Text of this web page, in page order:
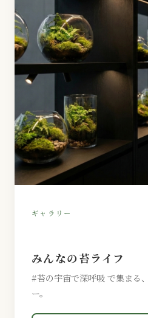
ギャラリー
みんなの苔ライフ
#苔の宇宙で深呼吸 で集まる
ー。